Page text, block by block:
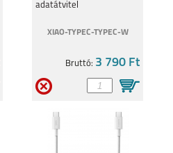
adatátvitel
XIAO-TYPEC-TYPEC-W
Bruttó: 3 790 Ft